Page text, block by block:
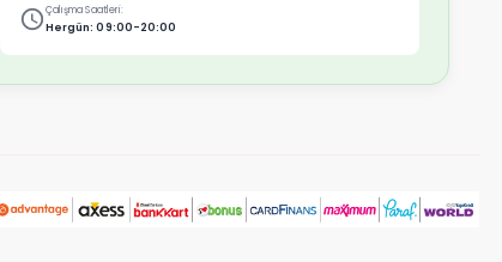
Çalışma Saatleri:
Hergün: 09:00-20:00